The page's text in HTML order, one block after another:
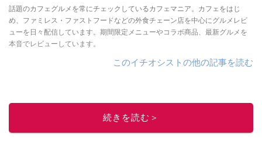
話題のカフェグルメを常にチェックしているカフェマニア。カフェをはじ
め、ファミレス・ファストフードなどの外食チェーン店を中心にグルメレビ
ューを日々配信しています。期間限定メニューやコラボ商品、最新グルメを
本音でレビューしています。
このイチオシストの他の記事を読む
続きを読む＞